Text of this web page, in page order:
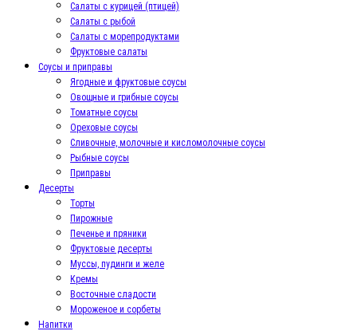
Салаты с курицей (птицей)
Салаты с рыбой
Салаты с морепродуктами
Фруктовые салаты
Соусы и приправы
Ягодные и фруктовые соусы
Овощные и грибные соусы
Томатные соусы
Ореховые соусы
Сливочные, молочные и кисломолочные соусы
Рыбные соусы
Приправы
Десерты
Торты
Пирожные
Печенье и пряники
Фруктовые десерты
Муссы, пудинги и желе
Кремы
Восточные сладости
Мороженое и сорбеты
Напитки